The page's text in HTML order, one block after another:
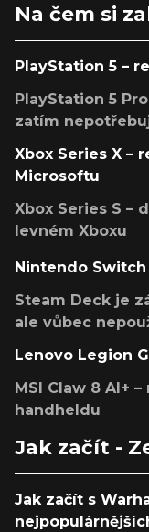
Na čem si
PlayStation 5 –
PlayStation 5
zatím
Xbox Series X –
Microsoftu
Xbox Series S –
levném Xboxu
Nintendo
Steam Deck je
ale vůbec
Lenovo Legion
MSI Claw 8 AI+
handheldu
Jak začít -
Jak začít s